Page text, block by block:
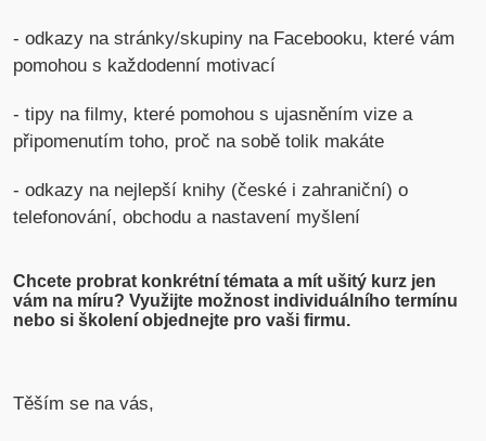
- odkazy na stránky/skupiny na Facebooku, které vám
pomohou s každodenní motivací
- tipy na filmy, které pomohou s ujasněním vize a
připomenutím toho, proč na sobě tolik makáte
- odkazy na nejlepší knihy (české i zahraniční) o
telefonování, obchodu a nastavení myšlení
Chcete probrat konkrétní témata a mít ušitý kurz jen
vám na míru? Využijte možnost individuálního termínu
nebo si školení objednejte pro vaši firmu.
Těším se na vás,